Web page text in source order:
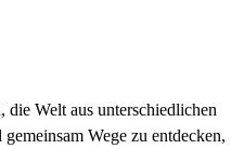
Welt aus unterschiedlichen
Wege zu entdecken,